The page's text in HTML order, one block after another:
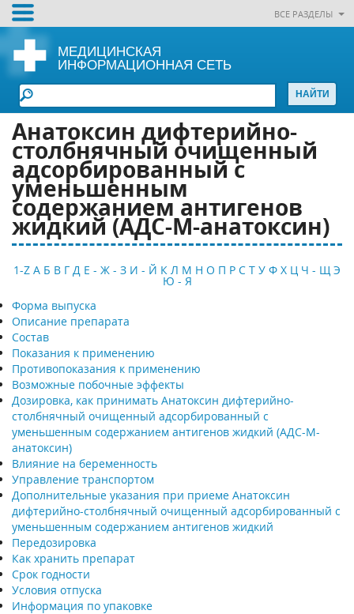
ВСЕ РАЗДЕЛЫ
МЕДИЦИНСКАЯ
ИНФОРМАЦИОННАЯ СЕТЬ
Анатоксин дифтерийно-
столбнячный очищенный
адсорбированный c
уменьшенным
содержанием антигенов
жидкий (АДС-М-анатоксин)
1-Z А Б В Г Д Е - Ж - З И - Й К Л М Н О П Р С Т У Ф Х Ц Ч - Щ Э
Ю - Я
Форма выпуска
Описание препарата
Состав
Показания к применению
Противопоказания к применению
Возможные побочные эффекты
Дозировка, как принимать Анатоксин дифтерийно-
столбнячный очищенный адсорбированный c
уменьшенным содержанием антигенов жидкий (АДС-М-
анатоксин)
Влияние на беременность
Управление транспортом
Дополнительные указания при приеме Анатоксин
дифтерийно-столбнячный очищенный адсорбированный c
уменьшенным содержанием антигенов жидкий
Передозировка
Как хранить препарат
Срок годности
Условия отпуска
Информация по упаковке